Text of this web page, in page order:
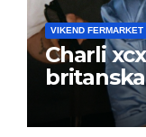
VIKEND FERMARKET
Charli
albuma
istoj